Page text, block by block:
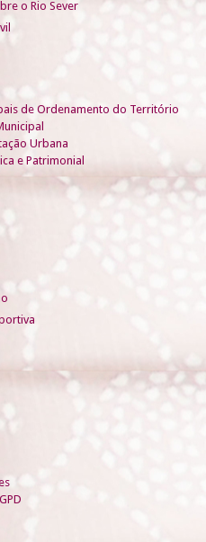
o Rio Sever
de Ordenamento do Território
Urbana
e Patrimonial